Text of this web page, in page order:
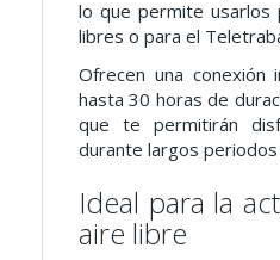
lo que permite usarlos
libres o para el
Ofrecen una conexión
hasta 30 horas de
que te permitirán
durante largos
Ideal para la
aire libre